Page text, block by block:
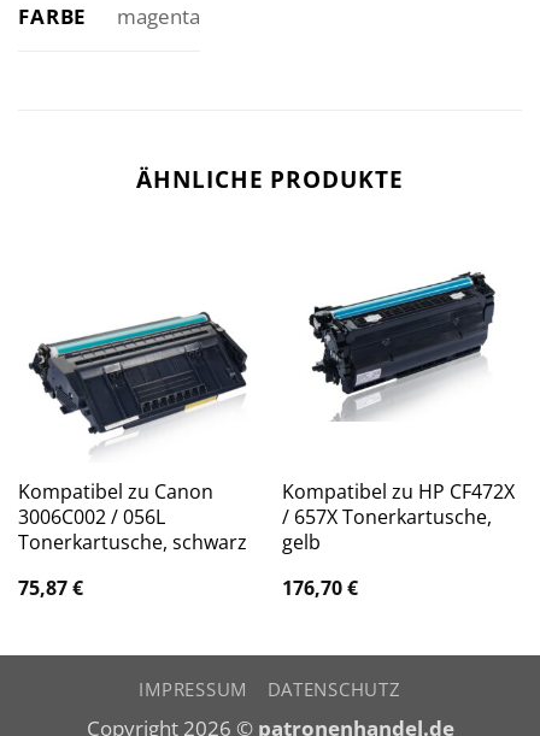
FARBE magenta
ÄHNLICHE PRODUKTE
Kompatibel zu Canon
3006C002 / 056L
Tonerkartusche, schwarz
75,87€
Kompatibel zu HP CF472X
/ 657X Tonerkartusche,
gelb
176,70€
IMPRESSUM DATENSCHUTZ
Copyright 2026 © patronenhandel.de